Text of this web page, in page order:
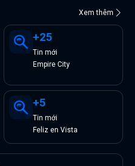
Xem thêm
+25
Tin mới
Empire City
+5
Tin mới
Feliz en Vista